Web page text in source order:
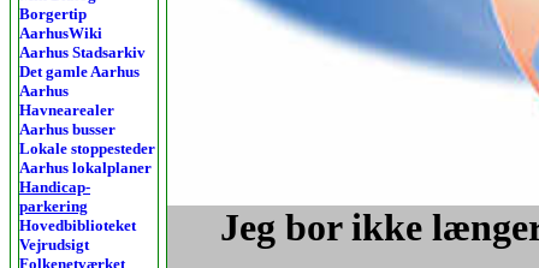
Borgertip
AarhusWiki
Aarhus Stadsarkiv
Det gamle Aarhus
Aarhus
Havnearealer
Aarhus busser
Lokale stoppesteder
Aarhus lokalplaner
Handicap-
parkering
Hovedbiblioteket
Vejrudsigt
Folkenetværket
Jeg bor ikke